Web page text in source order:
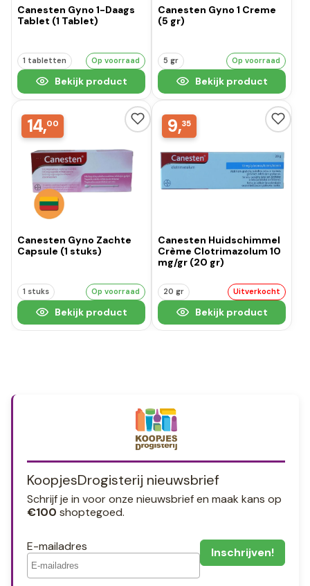
Canesten Gyno 1-Daags
Tablet (1 Tablet)
1 tabletten Op voorraad
Bekijk product
Canesten Gyno 1 Creme
(5 gr)
5 gr Op voorraad
Bekijk product
14,00
Canesten Gyno Zachte
Capsule (1 stuks)
1 stuks Op voorraad
Bekijk product
9,35
Canesten Huidschimmel
Crème Clotrimazolum 10
mg/gr (20 gr)
20 gr Uitverkocht
Bekijk product
KoopjesDrogisterij nieuwsbrief
Schrijf je in voor onze nieuwsbrief en maak kans op
€100 shoptegoed.
E-mailadres